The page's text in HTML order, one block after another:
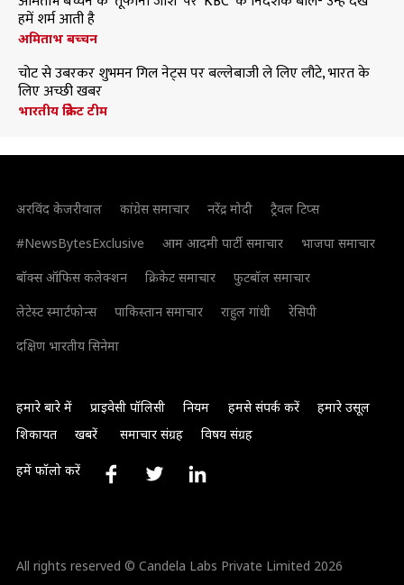
हमें शर्म आती है
अमिताभ बच्चन
चोट से उबरकर शुभमन गिल नेट्स पर बल्लेबाजी ले लिए लौटे, भारत के
लिए अच्छी खबर
भारतीय क्रिकेट टीम
अरविंद केजरीवाल कांग्रेस समाचार नरेंद्र मोदी
ट्रैवल टिप्स
#NewsBytesExclusive
आम आदमी पार्टी समाचार
भाजपा समाचार
बॉक्स ऑफिस कलेक्शन
क्रिकेट समाचार
फुटबॉल समाचार
लेटेस्ट स्मार्टफोन्स
पाकिस्तान समाचार राहुल गांधी
रेसिपी
दक्षिण भारतीय सिनेमा
हमारे बारे में प्राइवेसी पॉलिसी नियम हमसे संपर्क करें
हमारे उसूल
शिकायत
खबरें समाचार संग्रह विषय संग्रह
हमें फॉलो करें
All rights reserved © Candela Labs Private Limited 2026